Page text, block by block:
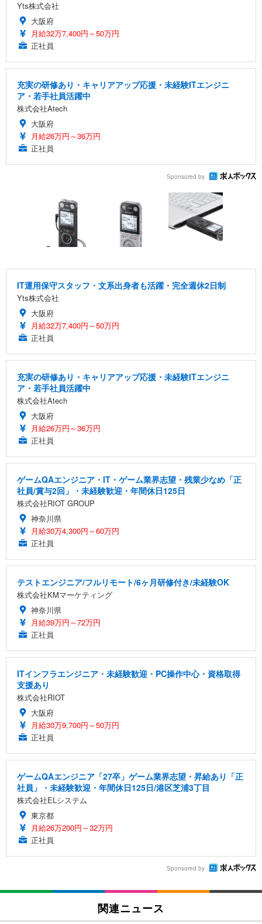
Yts株式会社
大阪府
月給32万7,400円～50万円
正社員
充実の研修あり・キャリアアップ応援・未経験ITエンジニ
ア・若手社員活躍中
株式会社Atech
大阪府
月給26万円～36万円
正社員
Sponsored by
IT運用保守スタッフ・文系出身者も活躍・完全週休2日制
Yts株式会社
大阪府
月給32万7,400円～50万円
正社員
充実の研修あり・キャリアアップ応援・未経験ITエンジニ
ア・若手社員活躍中
株式会社Atech
大阪府
月給26万円～36万円
正社員
ゲームQAエンジニア・IT・ゲーム業界志望・残業少なめ「正
社員/賞与2回」・未経験歓迎・年間休日125日
株式会社RIOT GROUP
神奈川県
月給30万4,300円～60万円
正社員
テストエンジニア/フルリモート/6ヶ月研修付き/未経験OK
株式会社KMマーケティング
神奈川県
月給39万円～72万円
正社員
ITインフラエンジニア・未経験歓迎・PC操作中心・資格取得
支援あり
株式会社RIOT
大阪府
月給30万9,700円～50万円
正社員
ゲームQAエンジニア「27卒」ゲーム業界志望・昇給あり「正
社員」・未経験歓迎・年間休日125日/港区芝浦3丁目
株式会社ELシステム
東京都
月給26万200円～32万円
正社員
Sponsored by
関連ニュース